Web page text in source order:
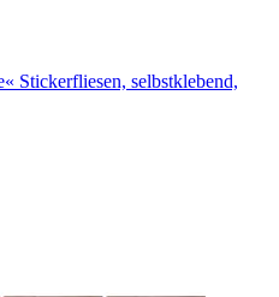
Stickerfliesen, selbstklebend,